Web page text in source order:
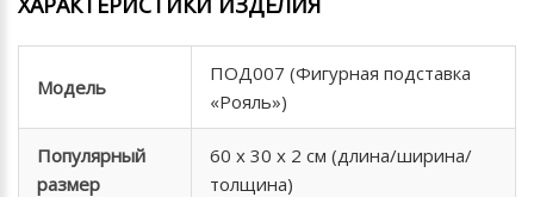
Модель
ПОД007 (Фигурная подставка
«Рояль»)
Популярный
размер
60 х 30 х 2 см (длина/ширина/
толщина)